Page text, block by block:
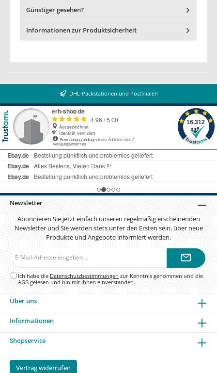
Günstiger gesehen?
Informationen zur Produktsicherheit
DHL-Packstationen und Postfilialen
Newsletter
Abonnieren Sie jetzt einfach unseren regelmäßig erscheinenden
Newsletter und Sie werden stets unter den Ersten sein, über neue
Produkte und Angebote informiert werden.
Ich habe die Datenschutzbestimmungen zur Kenntnis genommen und die
AGB gelesen und bin mit ihnen einverstanden.
Über uns
Informationen
Shopservice
Vertrag widerrufen